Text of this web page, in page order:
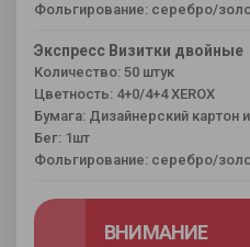
Фольгирование: серебро/
Экспресс Визитки двойные
Количество: 50 штук
Цветность: 4+0/4+4 XEROX
Бумага: Дизайнерский картон
Бег: 1шт
Фольгирование: серебро/
ВНИМАНИЕ